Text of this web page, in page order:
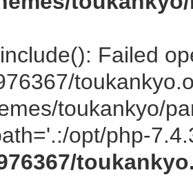
Failed
toukankyo/
opt/php-